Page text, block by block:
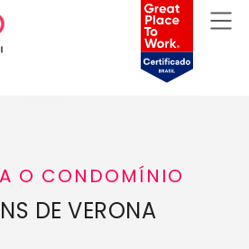
O CONDOMÍNIO
DE VERONA